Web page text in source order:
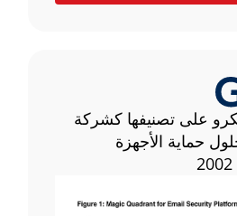
على تصنيفها كشركة
الأجهزة